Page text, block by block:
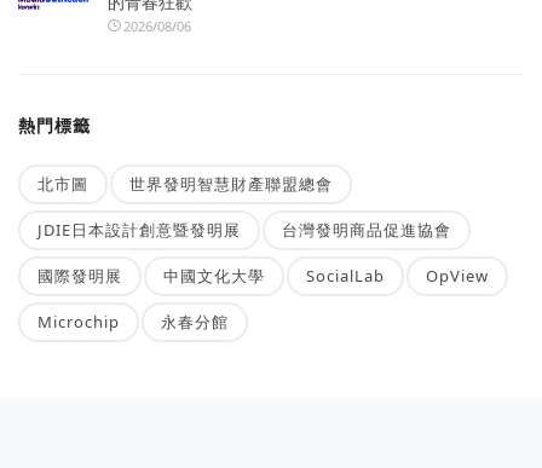
2026/08/06
熱門標籤
北市圖 世界發明智慧財產聯盟總會
JDIE日本設計創意暨發明展 台灣發明商品促進協會
國際發明展 中國文化大學 SocialLab OpView
Microchip 永春分館